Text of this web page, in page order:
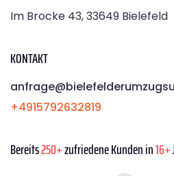
Im Brocke 43, 33649 Bielefeld
KONTAKT
+4915792632819
Bereits250+zufriedene Kunden in16+